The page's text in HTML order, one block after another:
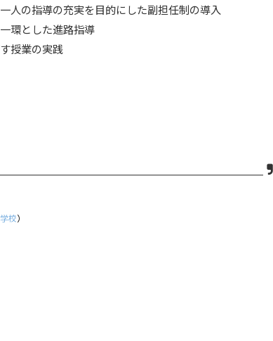
人の指導の充実を目的にした副担任制の導入
環とした進路指導
授業の実践
校）